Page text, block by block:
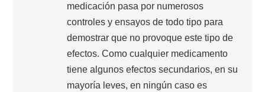
medicación pasa por numerosos
controles y ensayos de todo tipo para
demostrar que no provoque este tipo de
efectos. Como cualquier medicamento
tiene algunos efectos secundarios, en su
mayoría leves, en ningún caso es